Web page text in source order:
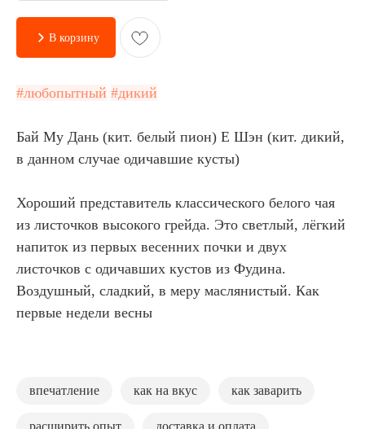
В корзину
#любопытный #дикий
Бай Му Дань (кит. белый пион) Е Шэн (кит. дикий,
в данном случае одичавшие кусты)
Хороший представитель классического белого чая
из листочков высокого грейда. Это светлый, лёгкий
напиток из первых весенних почки и двух
листочков с одичавших кустов из Фудина.
Воздушный, сладкий, в меру маслянистый. Как
первые недели весны
впечатление как на вкус как заварить
расширить опыт доставка и оплата